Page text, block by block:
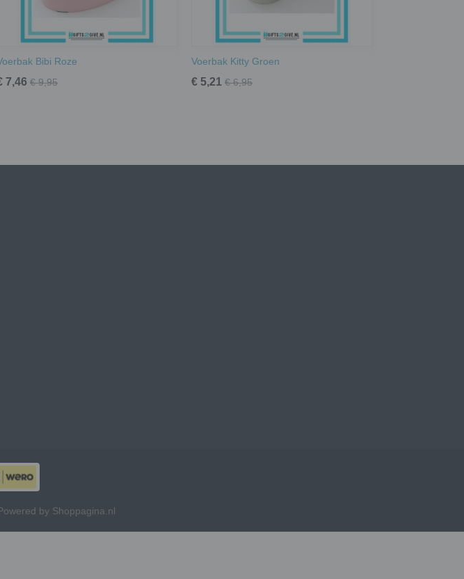
Bibi Roze
7,46 € 9,95
Voerbak Kitty Groen
€ 5,21 € 6,95
by Shoppagina.nl